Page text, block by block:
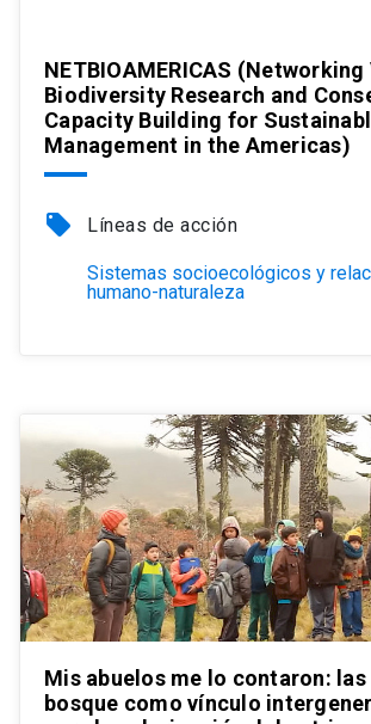
NETBIOAMERICAS
Biodiversity Research and
Capacity Building for
Management in the Americas)
local_offer Líneas de acción
Sistemas socioecológicos y
humano-naturaleza
Mis abuelos me lo contaron: las
bosque como vínculo